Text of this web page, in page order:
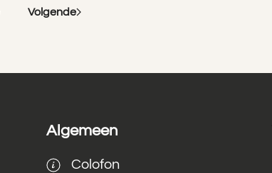
Volgende
Algemeen
Colofon